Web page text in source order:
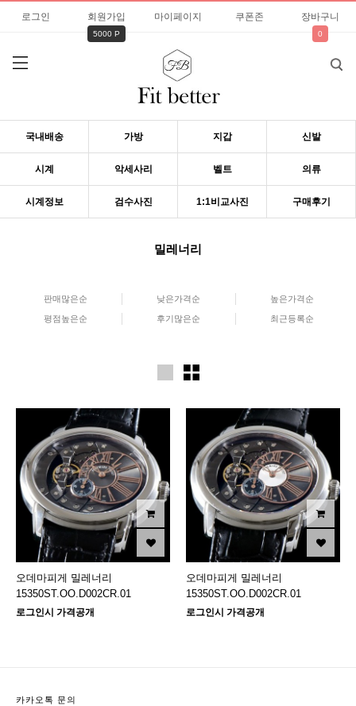
로그인 회원가입
5000 P
마이페이지 쿠폰존 장바구니
0
국내배송 가방 지갑 신발
시계 악세사리 벨트 의류
시계정보 검수사진 1:1비교사진 구매후기
밀레너리
판매많은순 낮은가격순 높은가격순
평점높은순 후기많은순 최근등록순
오데마피게 밀레너리
15350ST.OO.D002CR.01
로그인시 가격공개
오데마피게 밀레너리
15350ST.OO.D002CR.01
로그인시 가격공개
카카오톡 문의